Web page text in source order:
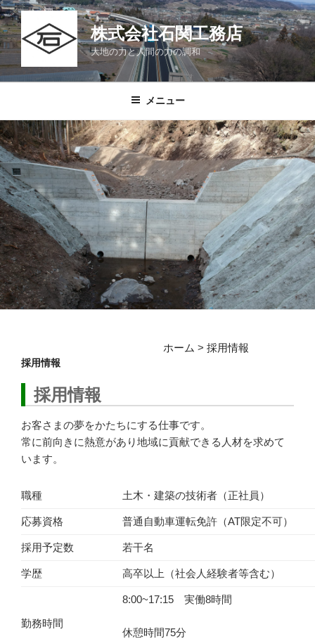
コ
ン
テ
ツ
キ
ッ
プ
株式会社石関工務店
大地の力と人間の力の調和
メニュー
ホーム > 採用情報
採用情報
採用情報
お客さまの夢をかたちにする仕事です。
常に前向きに熱意があり地域に貢献できる人材を求めて
います。
職種 土木・建築の技術者（正社員）
応募資格 普通自動車運転免許（AT限定不可）
採用予定数 若干名
学歴 高卒以上（社会人経験者等含む）
勤務時間
8:00~17:15 実働8時間
休憩時間75分